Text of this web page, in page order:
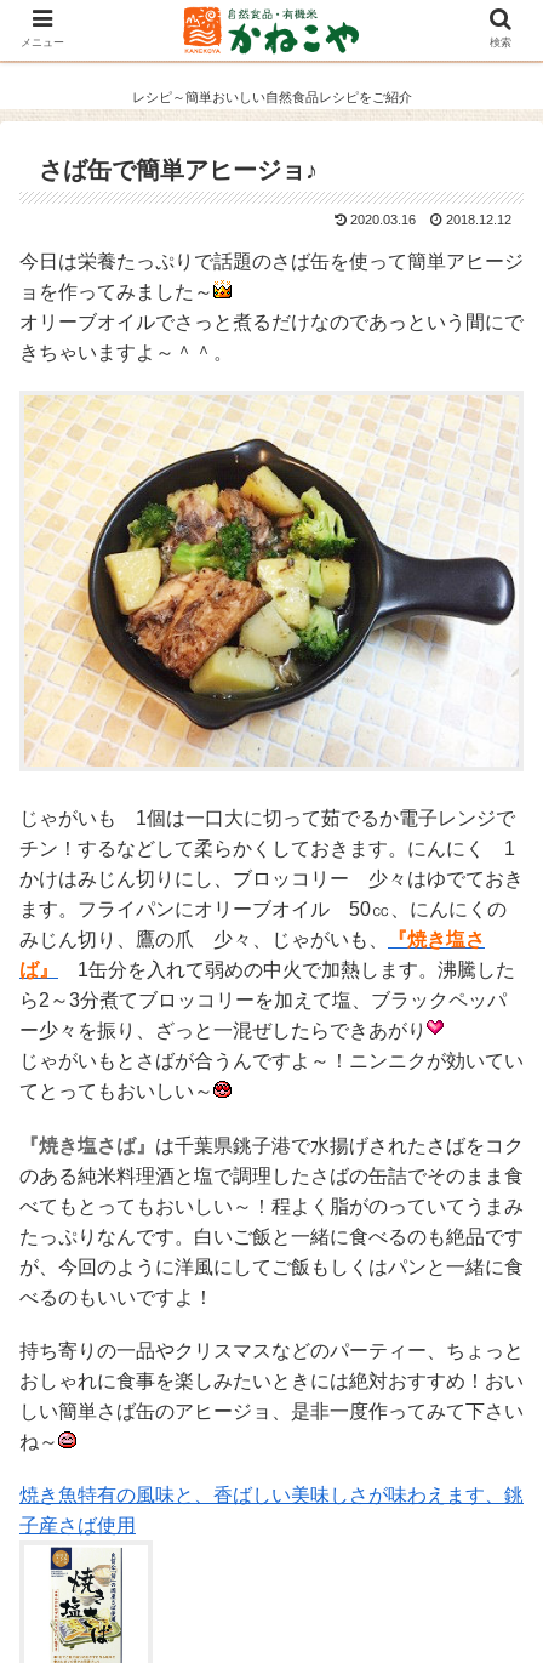
レシピ～簡単おいしい自然食品レシピをご紹介
さば缶で簡単アヒージョ♪
2020.03.16 2018.12.12
今日は栄養たっぷりで話題のさば缶を使って簡単アヒージ
ョを作ってみました～
オリーブオイルでさっと煮るだけなのであっという間にで
きちゃいますよ～＾＾。
じゃがいも 1個は一口大に切って茹でるか電子レンジで
チン！するなどして柔らかくしておきます。にんにく 1
かけはみじん切りにし、ブロッコリー 少々はゆでておき
ます。フライパンにオリーブオイル 50㏄、にんにくの
みじん切り、鷹の爪 少々、じゃがいも、
『焼き塩さ
ば』
1缶分を入れて弱めの中火で加熱します。沸騰した
ら2～3分煮てブロッコリーを加えて塩、ブラックペッパ
ー少々を振り、ざっと一混ぜしたらできあがり
じゃがいもとさばが合うんですよ～！ニンニクが効いてい
てとってもおいしい～
『焼き塩さば』 は千葉県銚子港で水揚げされたさばをコク
のある純米料理酒と塩で調理したさばの缶詰でそのまま食
べてもとってもおいしい～！程よく脂がのっていてうまみ
たっぷりなんです。白いご飯と一緒に食べるのも絶品です
が、今回のように洋風にしてご飯もしくはパンと一緒に食
べるのもいいですよ！
持ち寄りの一品やクリスマスなどのパーティー、ちょっと
おしゃれに食事を楽しみたいときには絶対おすすめ！おい
しい簡単さば缶のアヒージョ、是非一度作ってみて下さい
ね～
焼き魚特有の風味と、香ばしい美味しさが味わえます、銚
子産さば使用
メニュー 検索